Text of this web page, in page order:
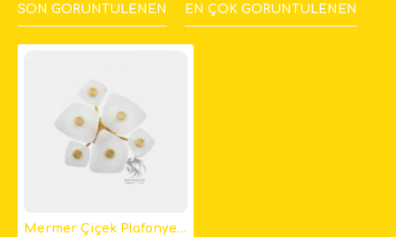
SON GÖRÜNTÜLENEN EN ÇOK GÖRÜNTÜLENEN
Mermer Çiçek Plafonyer Avize